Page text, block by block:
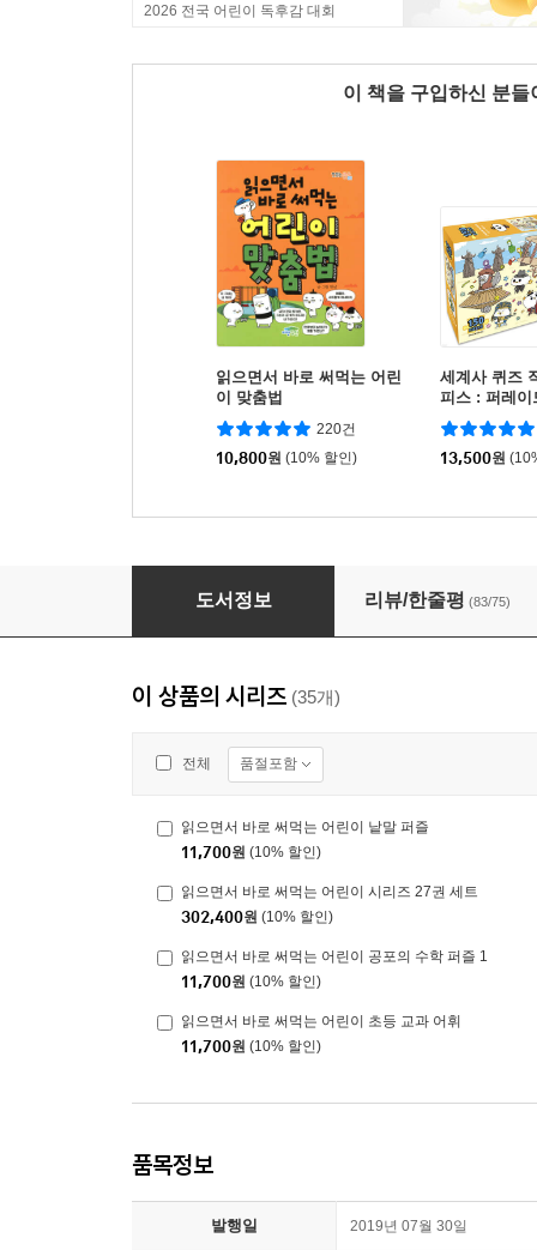
2026 전국 어린이 독후감 대회
이 책을 구입하신 분
읽으면서 바로 써먹는 어린
이 맞춤법
220건
10,800원 (10% 할인)
세계사 퀴즈
피스 : 퍼레이
13,500원
읽으면서 바로 써먹는 어린이 사자소학
도서정보 리뷰/한줄평 (83/75)
이 상품의 시리즈 (35개)
전체 품절포함
읽으면서 바로 써먹는 어린이 낱말 퍼즐
11,700원 (10% 할인)
읽으면서 바로 써먹는 어린이 시리즈 27권 세트
302,400원 (10% 할인)
읽으면서 바로 써먹는 어린이 공포의 수학 퍼즐 1
11,700원 (10% 할인)
읽으면서 바로 써먹는 어린이 초등 교과 어휘
11,700원 (10% 할인)
품목정보
발행일 2019년 07월 30일